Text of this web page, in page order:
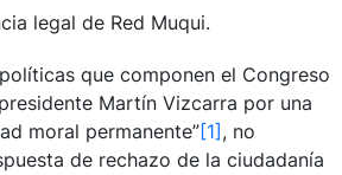
legal de Red Muqui.
que componen el Congreso
Martín Vizcarra por una
moral permanente”[1] , no
de rechazo de la ciudadanía